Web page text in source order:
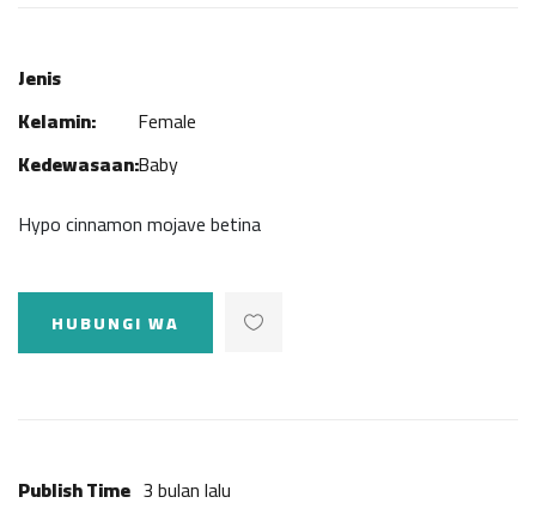
Jenis
Kelamin:
Female
Kedewasaan:Baby
Hypo cinnamon mojave betina
HUBUNGI WA
Publish Time 3 bulan lalu